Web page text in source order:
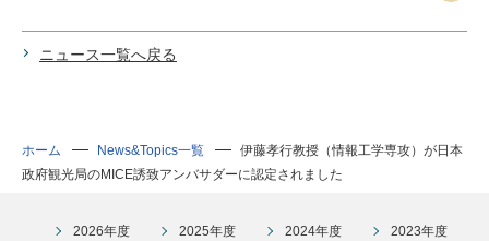
ニュース一覧へ戻る
ホーム News&Topics一覧
伊藤孝行教授（情報工学専攻）が日本
政府観光局のMICE誘致アンバサダーに認定されました
2026年度 2025年度 2024年度
2023年度